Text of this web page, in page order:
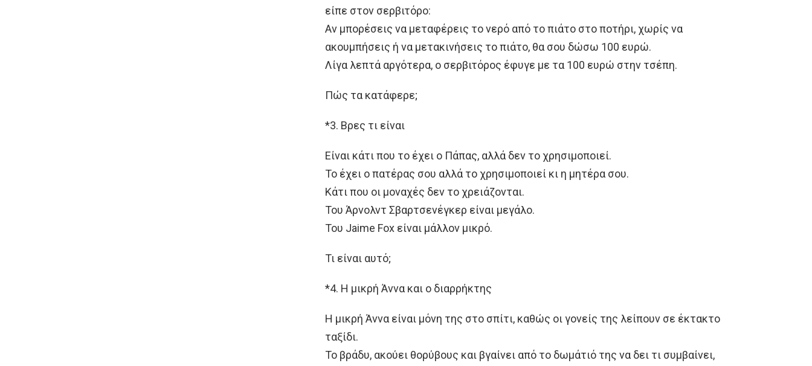
είπε στον σερβιτόρο:
Αν μπορέσεις να μεταφέρεις το νερό από το πιάτο στο ποτήρι, χωρίς να
ακουμπήσεις ή να μετακινήσεις το πιάτο, θα σου δώσω 100 ευρώ.
Λίγα λεπτά αργότερα, ο σερβιτόρος έφυγε με τα 100 ευρώ στην τσέπη.
Πώς τα κατάφερε;
*3. Βρες τι είναι
Είναι κάτι που το έχει ο Πάπας, αλλά δεν το χρησιμοποιεί.
Το έχει ο πατέρας σου αλλά το χρησιμοποιεί κι η μητέρα σου.
Κάτι που οι μοναχές δεν το χρειάζονται.
Του Άρνολντ Σβαρτσενέγκερ είναι μεγάλο.
Του Jaime Fox είναι μάλλον μικρό.
Τι είναι αυτό;
*4. Η μικρή Άννα και ο διαρρήκτης
Η μικρή Άννα είναι μόνη της στο σπίτι, καθώς οι γονείς της λείπουν σε έκτακτο
ταξίδι.
Το βράδυ, ακούει θορύβους και βγαίνει από το δωμάτιό της να δει τι συμβαίνει,